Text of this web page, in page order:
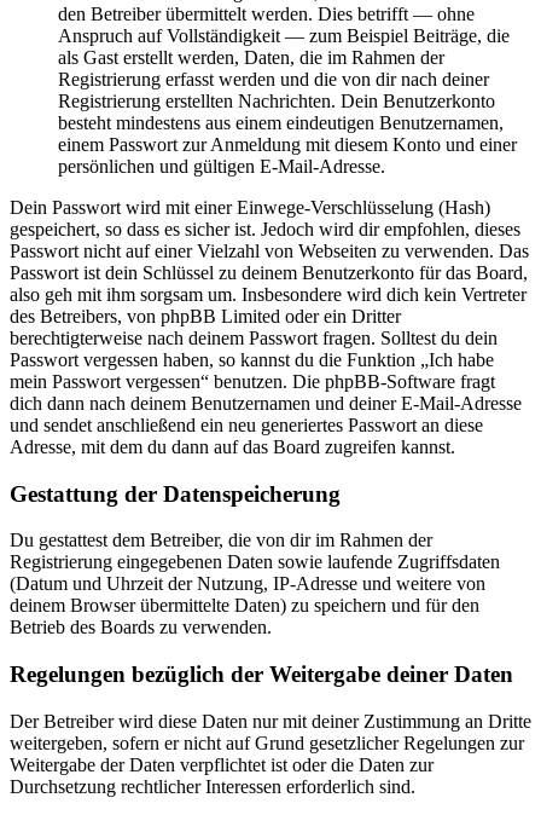
den Betreiber übermittelt werden. Dies betrifft — ohne
Anspruch auf Vollständigkeit — zum Beispiel Beiträge, die
als Gast erstellt werden, Daten, die im Rahmen der
Registrierung erfasst werden und die von dir nach deiner
Registrierung erstellten Nachrichten. Dein Benutzerkonto
besteht mindestens aus einem eindeutigen Benutzernamen,
einem Passwort zur Anmeldung mit diesem Konto und einer
persönlichen und gültigen E-Mail-Adresse.
Dein Passwort wird mit einer Einwege-Verschlüsselung (Hash)
gespeichert, so dass es sicher ist. Jedoch wird dir empfohlen, dieses
Passwort nicht auf einer Vielzahl von Webseiten zu verwenden. Das
Passwort ist dein Schlüssel zu deinem Benutzerkonto für das Board,
also geh mit ihm sorgsam um. Insbesondere wird dich kein Vertreter
des Betreibers, von phpBB Limited oder ein Dritter
berechtigterweise nach deinem Passwort fragen. Solltest du dein
Passwort vergessen haben, so kannst du die Funktion „Ich habe
mein Passwort vergessen“ benutzen. Die phpBB-Software fragt
dich dann nach deinem Benutzernamen und deiner E-Mail-Adresse
und sendet anschließend ein neu generiertes Passwort an diese
Adresse, mit dem du dann auf das Board zugreifen kannst.
Gestattung der Datenspeicherung
Du gestattest dem Betreiber, die von dir im Rahmen der
Registrierung eingegebenen Daten sowie laufende Zugriffsdaten
(Datum und Uhrzeit der Nutzung, IP-Adresse und weitere von
deinem Browser übermittelte Daten) zu speichern und für den
Betrieb des Boards zu verwenden.
Regelungen bezüglich der Weitergabe deiner Daten
Der Betreiber wird diese Daten nur mit deiner Zustimmung an Dritte
weitergeben, sofern er nicht auf Grund gesetzlicher Regelungen zur
Weitergabe der Daten verpflichtet ist oder die Daten zur
Durchsetzung rechtlicher Interessen erforderlich sind.